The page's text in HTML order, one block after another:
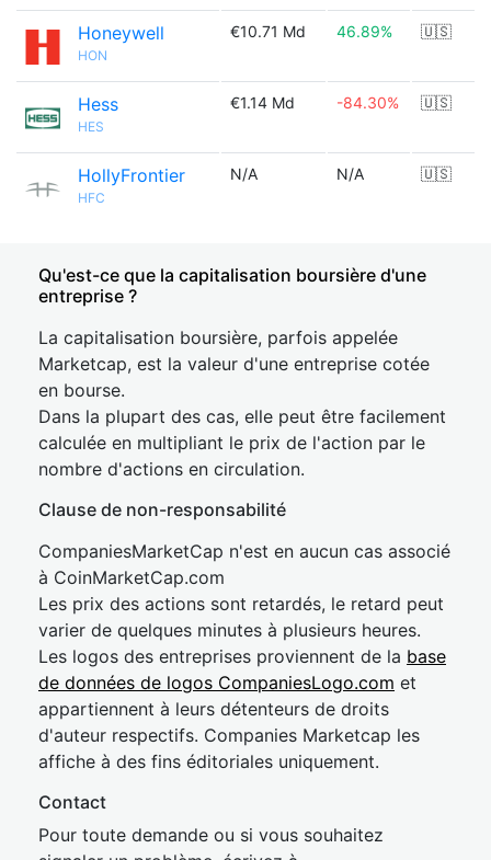
Honeywell
HON
€10.71 Md 46.89% 🇺🇸
Hess
HES
€1.14 Md -84.30% 🇺🇸
HollyFrontier
HFC
N/A N/A 🇺🇸
Qu'est-ce que la capitalisation boursière d'une
entreprise ?
La capitalisation boursière, parfois appelée
Marketcap, est la valeur d'une entreprise cotée
en bourse.
Dans la plupart des cas, elle peut être facilement
calculée en multipliant le prix de l'action par le
nombre d'actions en circulation.
Clause de non-responsabilité
CompaniesMarketCap n'est en aucun cas associé
à CoinMarketCap.com
Les prix des actions sont retardés, le retard peut
varier de quelques minutes à plusieurs heures.
Les logos des entreprises proviennent de la base
de données de logos CompaniesLogo.com et
appartiennent à leurs détenteurs de droits
d'auteur respectifs. Companies Marketcap les
affiche à des fins éditoriales uniquement.
Contact
Pour toute demande ou si vous souhaitez